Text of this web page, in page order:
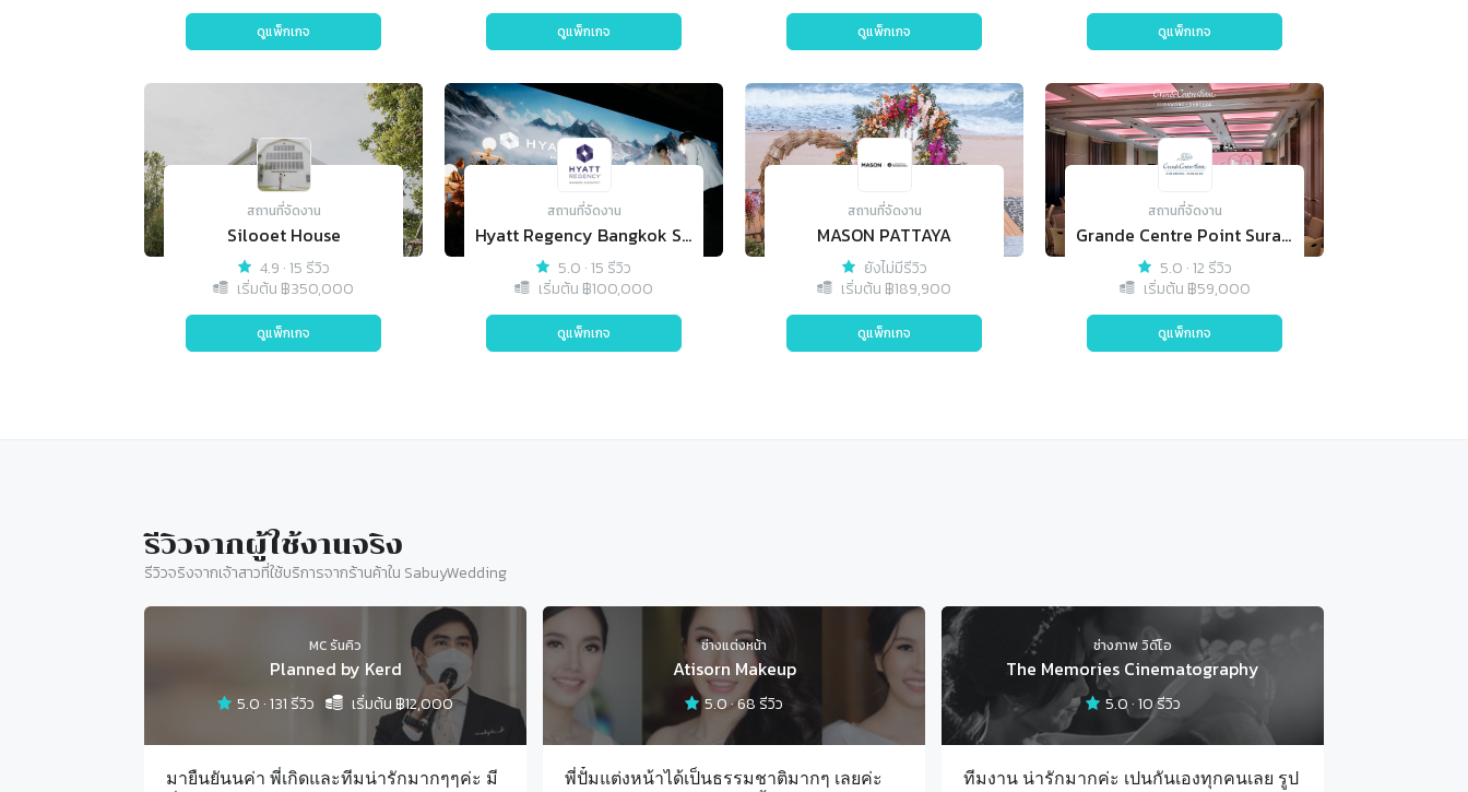
ดูแพ็กเกจ ดูแพ็กเกจ ดูแพ็กเกจ ดูแพ็กเกจ
สถานที่จัดงาน
Silooet House
4.9 ·15 รีวิว
เริ่มต้น ฿350,000
ดูแพ็กเกจ
สถานที่จัดงาน
Hyatt Regency Bangkok Sukhumvit
5.0 ·15 รีวิว
เริ่มต้น ฿100,000
ดูแพ็กเกจ
สถานที่จัดงาน
MASON PATTAYA
ยังไม่มีรีวิว
เริ่มต้น ฿189,900
ดูแพ็กเกจ
สถานที่จัดงาน
Grande Centre Point Surawong Bangkok
5.0 ·12 รีวิว
เริ่มต้น ฿59,000
ดูแพ็กเกจ
รีวิวจากผู้ใช้งานจริง
รีวิวจริงจากเจ้าสาวที่ใช้บริการจากร้านค้าใน SabuyWedding
Slide 1 of 10
MC รันคิว
Planned by Kerd
5.0·131 รีวิว เริ่มต้น ฿12,000
มายืนยันนค่า พี่เกิดและทีมน่ารักมากๆๆค่ะ มี
ช่างแต่งหน้า
Atisorn Makeup
5.0·68 รีวิว
พี่ปั๋มแต่งหน้าได้เป็นธรรมชาติมากๆ เลยค่ะ
ช่างภาพ วิดีโอ
The Memories Cinematography
5.0·10รีวิว
ทีมงาน น่ารักมากค่ะ เปนกันเองทุกคนเลย รูป